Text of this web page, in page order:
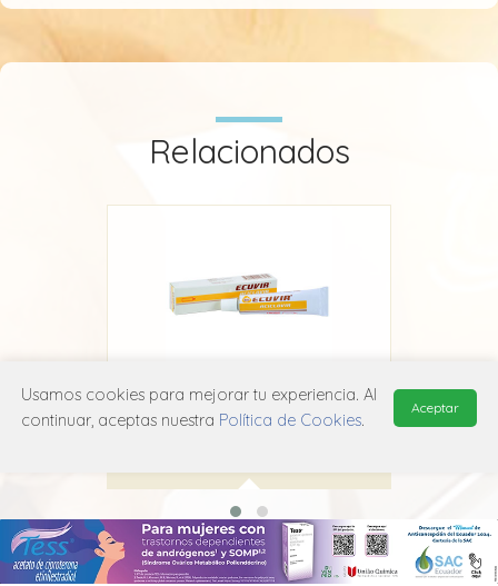
Relacionados
Ecuvir Crema
Usamos cookies para mejorar tu experiencia. Al
continuar, aceptas nuestra Política de Cookies.
Aceptar